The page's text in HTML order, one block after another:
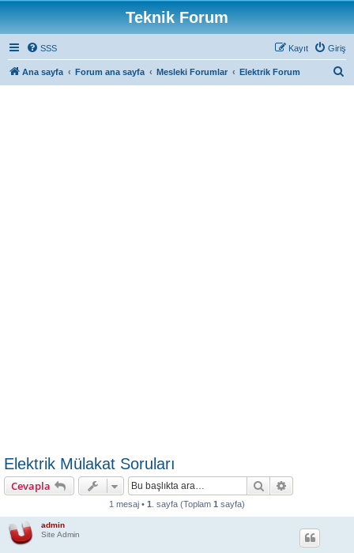
Teknik Forum
SSS Giriş
Kayıt
Ana sayfa Forum ana sayfa Mesleki Forumlar Elektrik Forum
Elektrik Mülakat Soruları
Cevapla Ara
1 mesaj • 1 . sayfa (Toplam 1 sayfa)
admin
Site Admin